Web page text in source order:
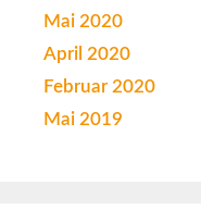
Mai 2020
April 2020
Februar 2020
Mai 2019